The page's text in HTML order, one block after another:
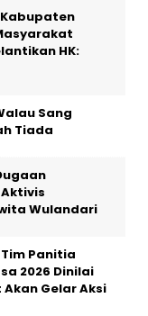
HK:
Sang
Tiada
Wulandari
Panitia
2026 Dinilai
Gelar Aksi